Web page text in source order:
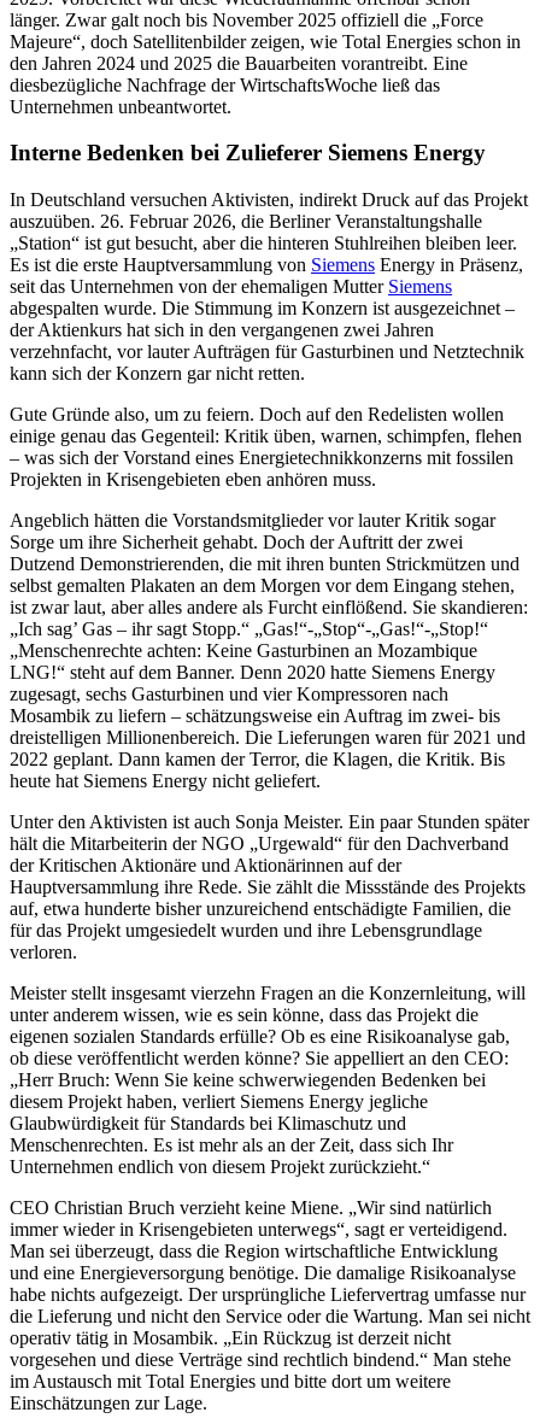
länger. Zwar galt noch bis November 2025 offiziell die „Force
Majeure“, doch Satellitenbilder zeigen, wie Total Energies schon in
den Jahren 2024 und 2025 die Bauarbeiten vorantreibt. Eine
diesbezügliche Nachfrage der WirtschaftsWoche ließ das
Unternehmen unbeantwortet.
Interne Bedenken bei Zulieferer Siemens Energy
In Deutschland versuchen Aktivisten, indirekt Druck auf das Projekt
auszuüben. 26. Februar 2026, die Berliner Veranstaltungshalle
„Station“ ist gut besucht, aber die hinteren Stuhlreihen bleiben leer.
Es ist die erste Hauptversammlung von Siemens Energy in Präsenz,
seit das Unternehmen von der ehemaligen Mutter Siemens
abgespalten wurde. Die Stimmung im Konzern ist ausgezeichnet –
der Aktienkurs hat sich in den vergangenen zwei Jahren
verzehnfacht, vor lauter Aufträgen für Gasturbinen und Netztechnik
kann sich der Konzern gar nicht retten.
Gute Gründe also, um zu feiern. Doch auf den Redelisten wollen
einige genau das Gegenteil: Kritik üben, warnen, schimpfen, flehen
– was sich der Vorstand eines Energietechnikkonzerns mit fossilen
Projekten in Krisengebieten eben anhören muss.
Angeblich hätten die Vorstandsmitglieder vor lauter Kritik sogar
Sorge um ihre Sicherheit gehabt. Doch der Auftritt der zwei
Dutzend Demonstrierenden, die mit ihren bunten Strickmützen und
selbst gemalten Plakaten an dem Morgen vor dem Eingang stehen,
ist zwar laut, aber alles andere als Furcht einflößend. Sie skandieren:
„Ich sag’ Gas – ihr sagt Stopp.“ „Gas!“-„Stop“-„Gas!“-„Stop!“
„Menschenrechte achten: Keine Gasturbinen an Mozambique
LNG!“ steht auf dem Banner. Denn 2020 hatte Siemens Energy
zugesagt, sechs Gasturbinen und vier Kompressoren nach
Mosambik zu liefern – schätzungsweise ein Auftrag im zwei- bis
dreistelligen Millionenbereich. Die Lieferungen waren für 2021 und
2022 geplant. Dann kamen der Terror, die Klagen, die Kritik. Bis
heute hat Siemens Energy nicht geliefert.
Unter den Aktivisten ist auch Sonja Meister. Ein paar Stunden später
hält die Mitarbeiterin der NGO „Urgewald“ für den Dachverband
der Kritischen Aktionäre und Aktionärinnen auf der
Hauptversammlung ihre Rede. Sie zählt die Missstände des Projekts
auf, etwa hunderte bisher unzureichend entschädigte Familien, die
für das Projekt umgesiedelt wurden und ihre Lebensgrundlage
verloren.
Meister stellt insgesamt vierzehn Fragen an die Konzernleitung, will
unter anderem wissen, wie es sein könne, dass das Projekt die
eigenen sozialen Standards erfülle? Ob es eine Risikoanalyse gab,
ob diese veröffentlicht werden könne? Sie appelliert an den CEO:
„Herr Bruch: Wenn Sie keine schwerwiegenden Bedenken bei
diesem Projekt haben, verliert Siemens Energy jegliche
Glaubwürdigkeit für Standards bei Klimaschutz und
Menschenrechten. Es ist mehr als an der Zeit, dass sich Ihr
Unternehmen endlich von diesem Projekt zurückzieht.“
CEO Christian Bruch verzieht keine Miene. „Wir sind natürlich
immer wieder in Krisengebieten unterwegs“, sagt er verteidigend.
Man sei überzeugt, dass die Region wirtschaftliche Entwicklung
und eine Energieversorgung benötige. Die damalige Risikoanalyse
habe nichts aufgezeigt. Der ursprüngliche Liefervertrag umfasse nur
die Lieferung und nicht den Service oder die Wartung. Man sei nicht
operativ tätig in Mosambik. „Ein Rückzug ist derzeit nicht
vorgesehen und diese Verträge sind rechtlich bindend.“ Man stehe
im Austausch mit Total Energies und bitte dort um weitere
Einschätzungen zur Lage.